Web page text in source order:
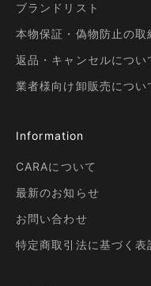
ブランドリスト
本物保証・偽物防止の取
返品・キャンセルについ
業者様向け卸販売につい
Information
CARAについて
最新のお知らせ
お問い合わせ
特定商取引法に基づく表